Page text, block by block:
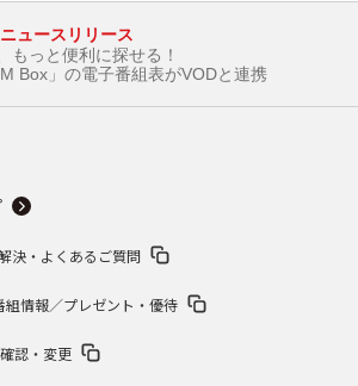
ニュースリリース
もっと便利に探せる！
Box」の電子番組表がVODと連携
決・よくあるご質問
組情報／プレゼント・優待
認・変更